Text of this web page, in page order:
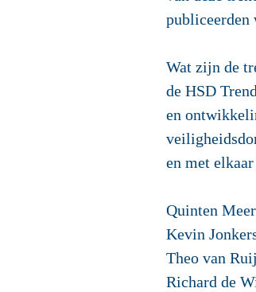
publiceerden
Wat zijn de
de HSD
en
en met
Quinten
Kevin
Theo van
Richard de